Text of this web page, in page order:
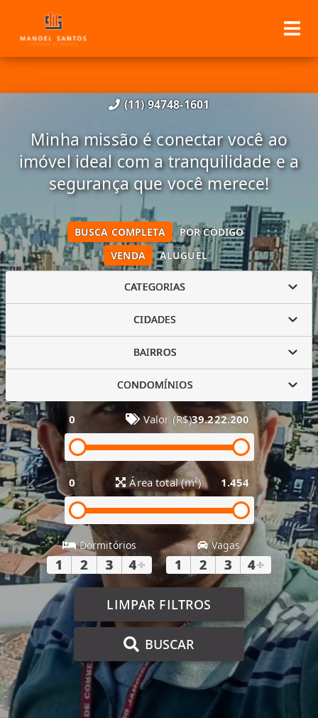
(11) 94748-1601
Minha missão é conectar você ao
imóvel ideal com a tranquilidade e a
segurança que você merece!
VENDA ALUGUEL
BUSCA COMPLETA POR CÓDIGO
CATEGORIAS
CIDADES
BAIRROS
CONDOMÍNIOS
0 Valor (R$)39.222.200
0 Área total (m²) 1.454
Dormitórios
1 2 3 4+
Vagas
1 2 3 4+
LIMPAR FILTROS
BUSCAR